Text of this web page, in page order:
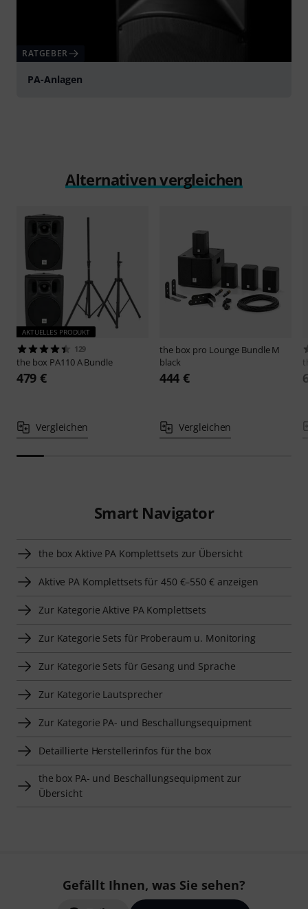
RATGEBER
PA-Anlagen
Alternativen vergleichen
AKTUELLES PRODUKT
129
the box PA110 A Bundle
479 €
Vergleichen
the box pro Lounge Bundle M
black
444 €
Vergleichen
Smart Navigator
the box Aktive PA Komplettsets zur Übersicht
Aktive PA Komplettsets für 450 €–550 € anzeigen
Zur Kategorie Aktive PA Komplettsets
Zur Kategorie Sets für Proberaum u. Monitoring
Zur Kategorie Sets für Gesang und Sprache
Zur Kategorie Lautsprecher
Zur Kategorie PA- und Beschallungsequipment
Detaillierte Herstellerinfos für the box
the box PA- und Beschallungsequipment zur
Übersicht
Gefällt Ihnen, was Sie sehen?